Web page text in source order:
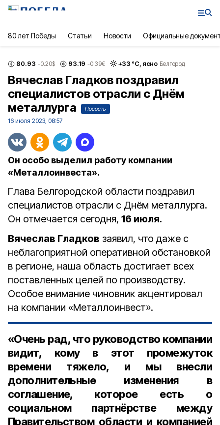
80 лет Победы Статьи Новости Официальные
80.93 -0.20$ 93.19 -0.39€ +33 °С, ясно Белгород
Вячеслав Гладков поздравил
специалистов отрасли с Днём
металлурга
Новость
16 июля 2023, 08:57
Он особо выделил работу компании
«Металлоинвеста».
Глава Белгородской области поздравил
специалистов отрасли с Днём металлурга.
Он отмечается сегодня, 16 июля.
Вячеслав Гладков заявил, что даже с
неблагоприятной оперативной обстановкой
в регионе, наша область достигает всех
поставленных целей по производству.
Особое внимание чиновник акцентировал
на компании «Металлоинвест».
«Очень рад, что руководство компании
видит, кому в этот промежуток
времени тяжело, и мы внесли
дополнительные изменения в
соглашение, которое есть о
социальном партнёрстве между
Правительством области и компанией